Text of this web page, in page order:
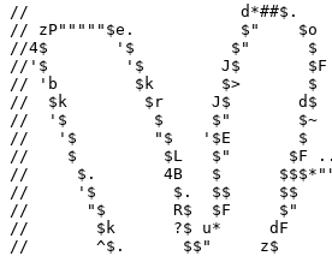
//                      d*##$.
// zP"""""$e.           $"    $o
//4$       '$          $"      $
//'$        '$        J$       $F
// 'b        $k       $>       $
//  $k        $r     J$       d$
//  '$         $     $"       $~
//   '$        "$   '$E       $
//    $         $L   $"      $F
//     $.       4B   $
//     '$        $.  $$     $$
//      "$       R$  $F     $"
//       $k      ?$ u*     dF
//       ^$.      $$"     z$